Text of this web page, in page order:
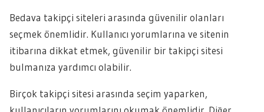
Bedava takipçi siteleri arasında güvenilir olanları
seçmek önemlidir. Kullanıcı yorumlarına ve sitenin
itibarına dikkat etmek, güvenilir bir takipçi sitesi
bulmanıza yardımcı olabilir.
Birçok takipçi sitesi arasında seçim yaparken,